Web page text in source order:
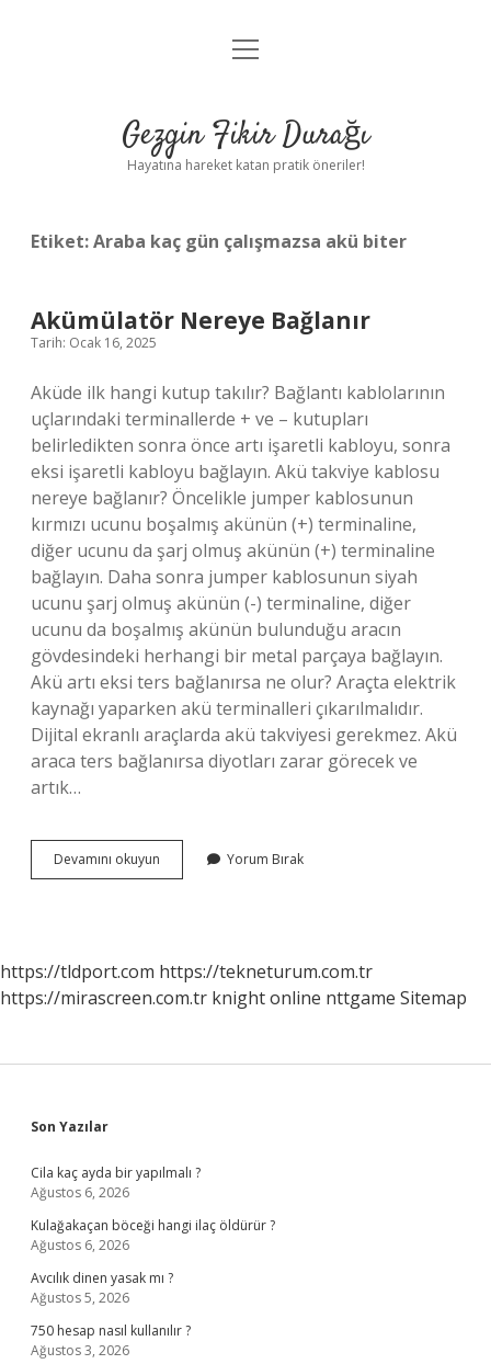
Anasayfa
Yasal Uyarı
menüyü
Gezgin Fikir Durağı
Hayatına hareket katan pratik öneriler!
Etiket:Araba kaç gün çalışmazsa akü biter
Akümülatör Nereye Bağlanır
Tarih: Ocak 16, 2025
Aküde ilk hangi kutup takılır? Bağlantı kablolarının
uçlarındaki terminallerde + ve – kutupları
belirledikten sonra önce artı işaretli kabloyu, sonra
eksi işaretli kabloyu bağlayın. Akü takviye kablosu
nereye bağlanır? Öncelikle jumper kablosunun
kırmızı ucunu boşalmış akünün (+) terminaline,
diğer ucunu da şarj olmuş akünün (+) terminaline
bağlayın. Daha sonra jumper kablosunun siyah
ucunu şarj olmuş akünün (-) terminaline, diğer
ucunu da boşalmış akünün bulunduğu aracın
gövdesindeki herhangi bir metal parçaya bağlayın.
Akü artı eksi ters bağlanırsa ne olur? Araçta elektrik
kaynağı yaparken akü terminalleri çıkarılmalıdır.
Dijital ekranlı araçlarda akü takviyesi gerekmez. Akü
araca ters bağlanırsa diyotları zarar görecek ve
artık…
Devamını okuyun Akümülatör
Nereye
Yorum Bırak
https://tldport.com https://tekneturum.com.tr
https://mirascreen.com.tr knight online nttgame Sitemap
Sidebar
Son Yazılar
Cila kaç ayda bir yapılmalı ?
Ağustos 6, 2026
Kulağakaçan böceği hangi ilaç öldürür ?
Ağustos 6, 2026
Avcılık dinen yasak mı ?
Ağustos 5, 2026
750 hesap nasıl kullanılır ?
Ağustos 3, 2026